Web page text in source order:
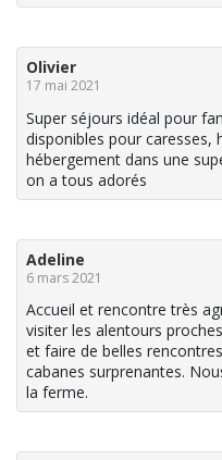
Olivier
17 mai 2021
Super séjours idéal pour
disponibles pour caresses,
hébergement dans une
on a tous adorés
Adeline
6 mars 2021
Accueil et rencontre très
visiter les alentours
et faire de belles
cabanes surprenantes.
la ferme.